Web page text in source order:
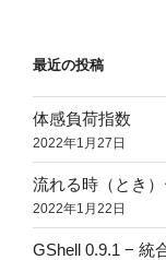
最近の投稿
体感負荷指数
2022年1月27日
流れる時（とき
2022年1月22日
GShell 0.9.1 − 統